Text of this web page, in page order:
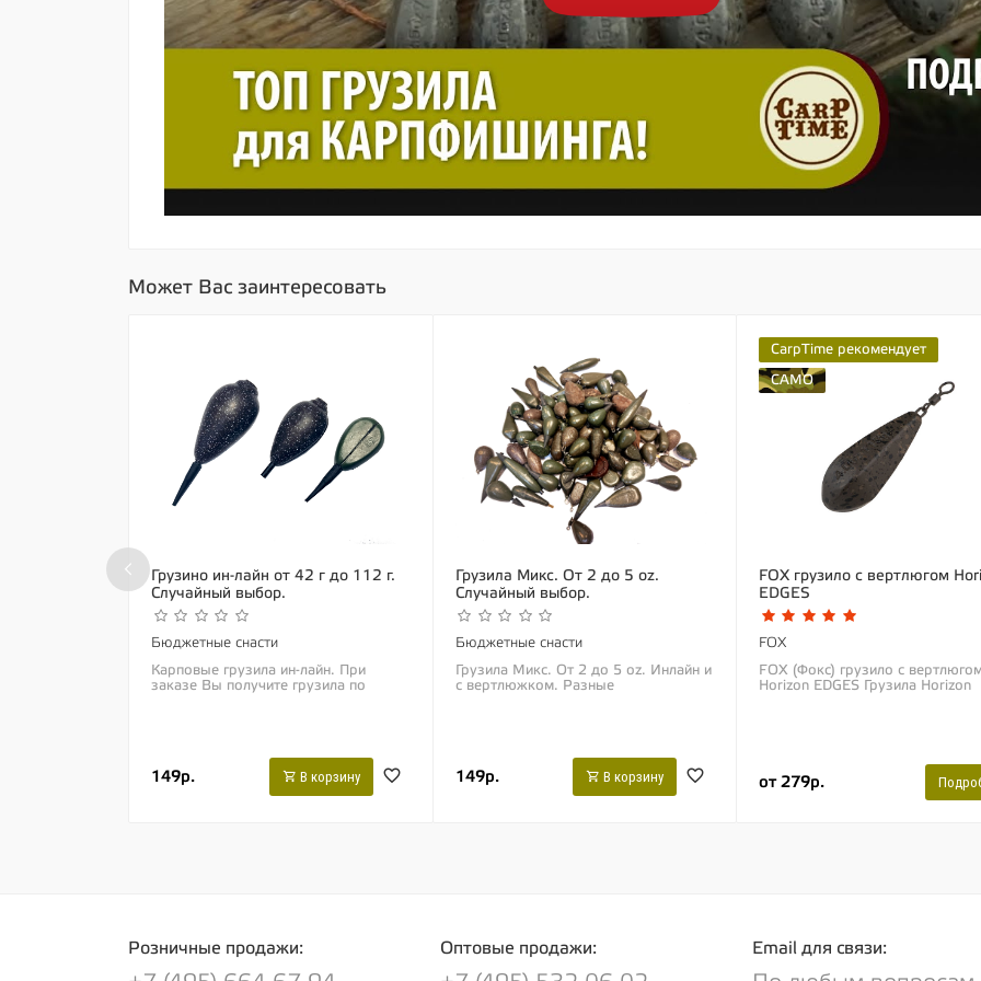
Может Вас заинтересовать
Грузино ин-лайн от 42 г до 112 г.
Случайный выбор.
Бюджетные снасти
Карповые грузила ин-лайн. При
заказе Вы получите грузила по
149р. В корзину
Грузила Микс. От 2 до 5 oz.
Случайный выбор.
Бюджетные снасти
Грузила Микс. От 2 до 5 oz. Инлайн и
с вертлюжком. Разные
149р. В корзину
CarpTime рекомендует
CAMO
FOX грузило с вертлюгом
EDGES
FOX
FOX (Фокс) грузило с
Horizon EDGES Грузила Horizon
от 279р.
‹
Розничные продажи: Оптовые продажи: Email для связи: